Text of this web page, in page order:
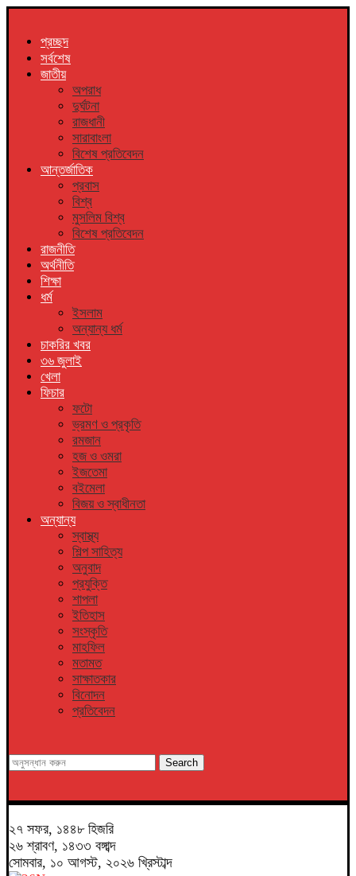
প্রচ্ছদ
সর্বশেষ
জাতীয়
অপরাধ
দুর্ঘটনা
রাজধানী
সারাবাংলা
বিশেষ প্রতিবেদন
আন্তর্জাতিক
প্রবাস
বিশ্ব
মুসলিম বিশ্ব
বিশেষ প্রতিবেদন
রাজনীতি
অর্থনীতি
শিক্ষা
ধর্ম
ইসলাম
অন্যান্য ধর্ম
চাকরির খবর
৩৬ জুলাই
খেলা
ফিচার
ফটো
ভ্রমণ ও প্রকৃতি
রমজান
হজ ও ওমরা
ইজতেমা
বইমেলা
বিজয় ও স্বাধীনতা
অন্যান্য
স্বাস্থ্য
শিল্প সাহিত্য
অনুবাদ
প্রযুক্তি
শাপলা
ইতিহাস
সংস্কৃতি
মাহফিল
মতামত
সাক্ষাতকার
বিনোদন
প্রতিবেদন
Search
২৭ সফর, ১৪৪৮ হিজরি
২৬ শ্রাবণ, ১৪৩৩ বঙ্গাব্দ
সোমবার, ১০ আগস্ট, ২০২৬ খ্রিস্টাব্দ